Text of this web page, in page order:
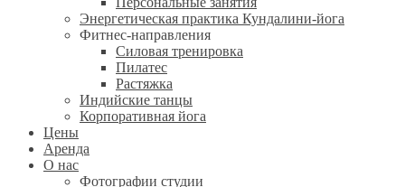
Энергетическая практика Кундалини-йога
Фитнес-направления
Силовая тренировка
Пилатес
Растяжка
Индийские танцы
Корпоративная йога
Цены
Аренда
О нас
Фотографии студии